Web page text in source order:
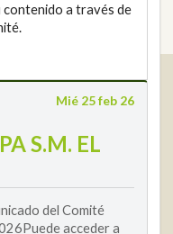
contenido a través de
Mié 25 feb 26
S.M. EL
del Comité
acceder a
España